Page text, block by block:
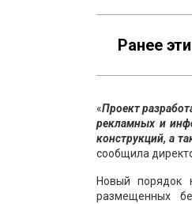
Ранее
«Проект
рекламных и
конструкций, а
сообщила
Новый порядок
размещенных